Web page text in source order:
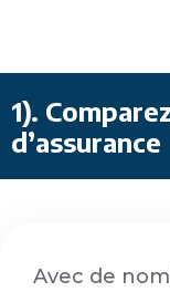
1).
d’assurance
Avec de